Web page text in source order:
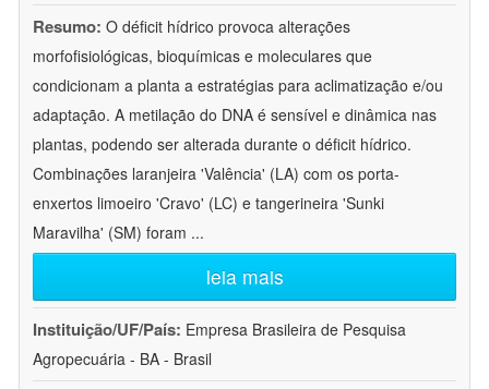
Resumo: O déficit hídrico provoca alterações
morfofisiológicas, bioquímicas e moleculares que
condicionam a planta a estratégias para aclimatização e/ou
adaptação. A metilação do DNA é sensível e dinâmica nas
plantas, podendo ser alterada durante o déficit hídrico.
Combinações laranjeira 'Valência' (LA) com os porta-
enxertos limoeiro 'Cravo' (LC) e tangerineira 'Sunki
Maravilha' (SM) foram ...
leia mais
Instituição/UF/País: Empresa Brasileira de Pesquisa
Agropecuária - BA - Brasil